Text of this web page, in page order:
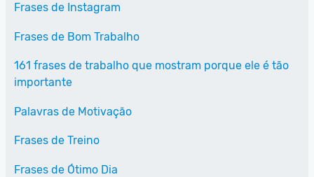
Frases de Instagram
Frases de Bom Trabalho
161 frases de trabalho que mostram porque ele é tão
importante
Palavras de Motivação
Frases de Treino
Frases de Ótimo Dia